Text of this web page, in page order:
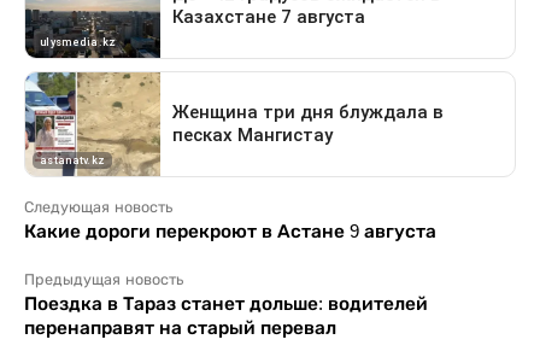
Следующая новость
Какие дороги перекроют в Астане 9 августа
Предыдущая новость
Поездка в Тараз станет дольше: водителей
перенаправят на старый перевал